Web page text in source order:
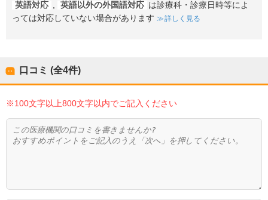
英語対応 , 英語以外の外国語対応 は診療科・診療日時等によ
っては対応していない場合があります
詳しく見る
口コミ (全4件)
※100文字以上800文字以内でご記入ください